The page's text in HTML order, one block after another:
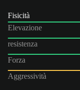
Fisicità
Elevazione
resistenza
Forza
Aggressività